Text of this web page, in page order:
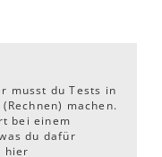
musst du Tests in
machen.
bei einem
du dafür
hier